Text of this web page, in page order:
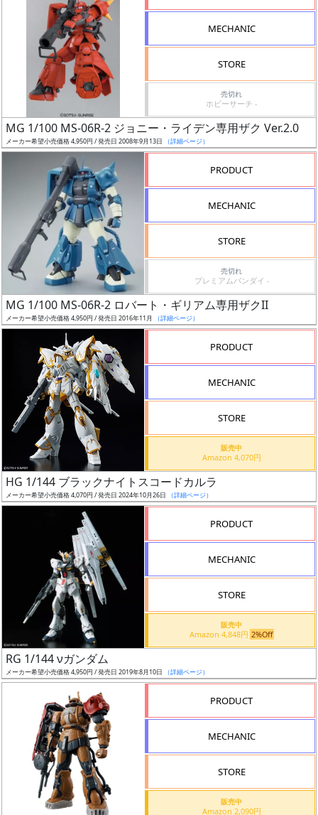
ル
シ
ー
ズ・
況
売
抽
選
MECHANIC
STORE
売切れ
ホビーサーチ -
MG 1/100 MS-06R-2 ジョニー・ライデン専用ザク Ver.2.0
メーカー希望小売価格 4,950円 / 発売日 2008年9月13日 （詳細ページ）
PRODUCT
MECHANIC
STORE
売切れ
プレミアムバンダイ -
MG 1/100 MS-06R-2 ロバート・ギリアム専用ザクII
メーカー希望小売価格 4,950円 / 発売日 2016年11月 （詳細ページ）
PRODUCT
MECHANIC
STORE
販売中
Amazon 4,070円
HG 1/144 ブラックナイトスコードカルラ
メーカー希望小売価格 4,070円 / 発売日 2024年10月26日 （詳細ページ）
PRODUCT
MECHANIC
STORE
販売中
Amazon 4,848円 2%Off
RG 1/144 νガンダム
メーカー希望小売価格 4,950円 / 発売日 2019年8月10日 （詳細ページ）
PRODUCT
MECHANIC
STORE
販売中
Amazon 2,090円